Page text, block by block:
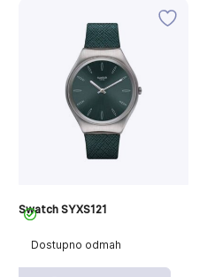
Dostupno odmah
Swatch SYXS121